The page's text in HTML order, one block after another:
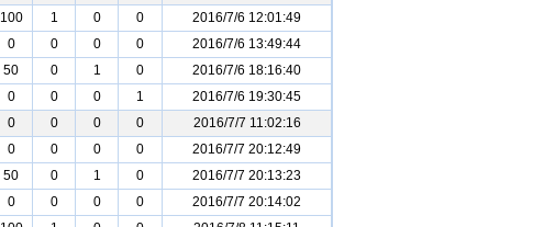
100 1 0 0
2016/7/6 12:01:49
0 0 0 0
2016/7/6 13:49:44
50 0 1 0
2016/7/6 18:16:40
0 0 0 1
2016/7/6 19:30:45
0 0 0 0
2016/7/7 11:02:16
0 0 0 0
2016/7/7 20:12:49
50 0 1 0
2016/7/7 20:13:23
0 0 0 0
2016/7/7 20:14:02